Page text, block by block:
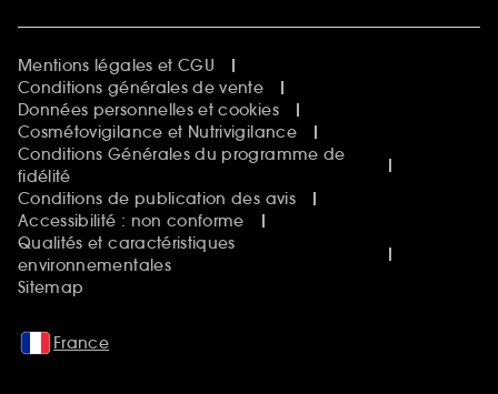
Mentions légales et CGU
Conditions générales de vente
Données personnelles et cookies
Cosmétovigilance et Nutrivigilance
Conditions Générales du programme de
fidélité
Conditions de publication des avis
Accessibilité : non conforme
Qualités et caractéristiques
environnementales
Sitemap
France